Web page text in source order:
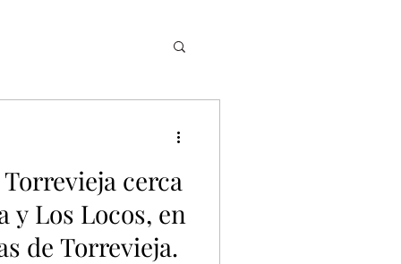
cerca
y Los Locos, en
de Torrevieja.